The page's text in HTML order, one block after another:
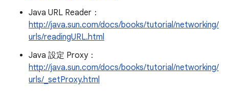
Java URL Reader：
http://java.sun.com/docs/books/tutorial/networking/
urls/readingURL.html
Java 設定 Proxy：
http://java.sun.com/docs/books/tutorial/networking/
urls/_setProxy.html